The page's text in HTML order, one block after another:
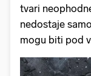
tvari
nedostaje
mogu biti pod